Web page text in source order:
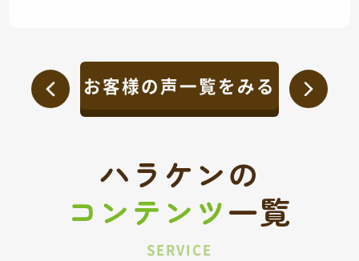
お客様の声一覧をみる
ハラケンの
コンテンツ一覧
SERVICE